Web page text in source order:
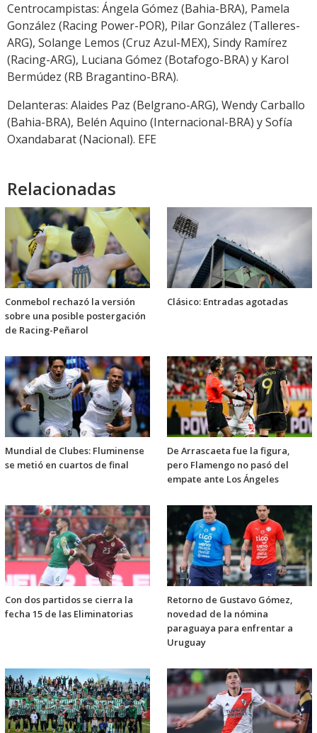
Centrocampistas: Ángela Gómez (Bahia-BRA), Pamela
González (Racing Power-POR), Pilar González (Talleres-
ARG), Solange Lemos (Cruz Azul-MEX), Sindy Ramírez
(Racing-ARG), Luciana Gómez (Botafogo-BRA) y Karol
Bermúdez (RB Bragantino-BRA).
Delanteras: Alaides Paz (Belgrano-ARG), Wendy Carballo
(Bahia-BRA), Belén Aquino (Internacional-BRA) y Sofía
Oxandabarat (Nacional). EFE
Relacionadas
Conmebol rechazó la versión
sobre una posible postergación
de Racing-Peñarol
Clásico: Entradas agotadas
Mundial de Clubes: Fluminense
se metió en cuartos de final
De Arrascaeta fue la figura,
pero Flamengo no pasó del
empate ante Los Ángeles
Con dos partidos se cierra la
fecha 15 de las Eliminatorias
Retorno de Gustavo Gómez,
novedad de la nómina
paraguaya para enfrentar a
Uruguay